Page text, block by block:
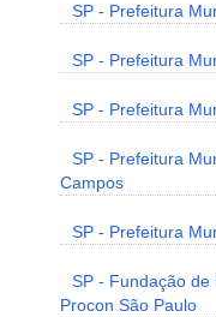
SP - Prefeitura
SP - Prefeitura
SP - Prefeitura
SP - Prefeitura
Campos
SP - Prefeitura
SP - Fundação de
Procon São Paulo